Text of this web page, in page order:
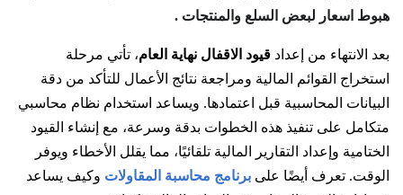
هبوط اسعار لبعض السلع والمنتجات .
بعد الانتهاء من إعداد قيود الاقفال نهاية العام، تأتي مرحلة
استخراج القوائم المالية ومراجعة نتائج الأعمال للتأكد من دقة
البيانات المحاسبية قبل اعتمادها. ويساعد استخدام نظام محاسبي
متكامل على تنفيذ هذه الخطوات بدقة وسرعة، مع إنشاء القيود
الختامية وإعداد التقارير المالية تلقائيًا، مما يقلل الأخطاء ويوفر
الوقت. تعرف أيضًا على برنامج محاسبة المقاولات وكيف يساعد